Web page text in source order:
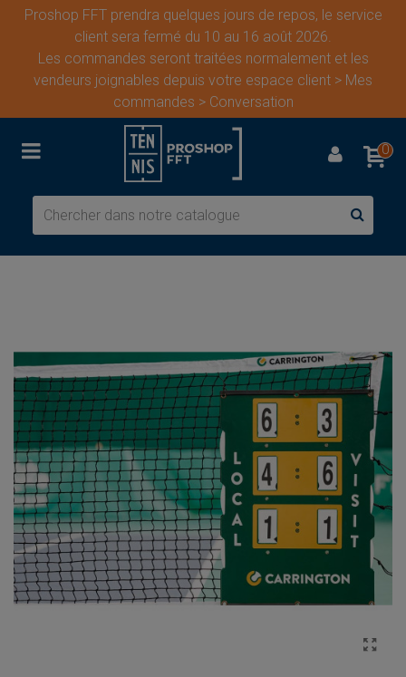
Proshop FFT prendra quelques jours de repos, le service
client sera fermé du 10 au 16 août 2026.
Les commandes seront traitées normalement et les
vendeurs joignables depuis votre espace client > Mes
commandes > Conversation
0